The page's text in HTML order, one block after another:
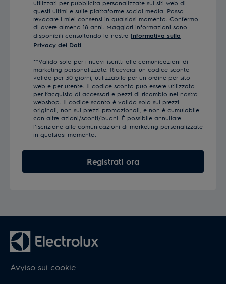
utilizzati per pubblicità personalizzate sui siti web di
questi ultimi e sulle piattaforme social media. Posso
revocare i miei consensi in qualsiasi momento. Confermo
di avere almeno 18 anni. Maggiori informazioni sono
disponibili consultando la nostra Informativa sulla
Privacy dei Dati
**Valido solo per i nuovi iscritti alle comunicazioni di
marketing personalizzate. Riceverai un codice sconto
valido per 30 giorni, utilizzabile per un ordine per sito
web e per utente. Il codice sconto può essere utilizzato
per l’acquisto di accessori e pezzi di ricambio nel nostro
webshop. Il codice sconto è valido solo sui prezzi
originali, non sui prezzi promozionali, e non è cumulabile
con altre azioni/sconti/buoni. È possibile annullare
l’iscrizione alle comunicazioni di marketing personalizzate
in qualsiasi momento.
Registrati ora
Avviso sui cookie